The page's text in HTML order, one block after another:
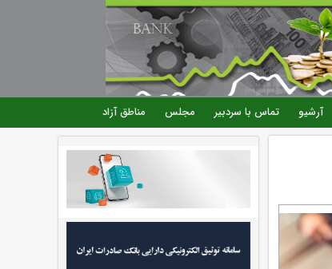
آرشیو تماس با سردبیر مجلس مناطق آزاد